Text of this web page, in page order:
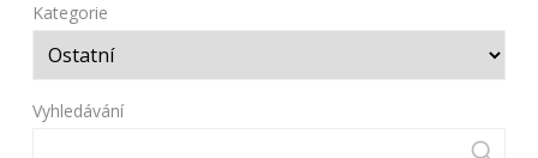
Kategorie
Vyhledávání